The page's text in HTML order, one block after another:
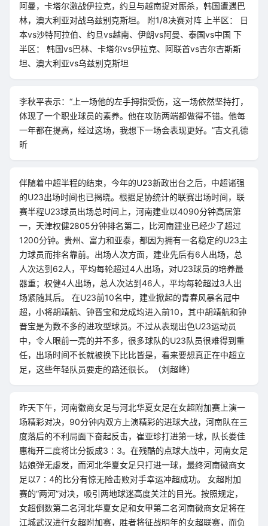
阿曼，卡塔尔激战伊拉克，约旦与越南捉对厮杀，韩国遭遇巴
林，澳大利亚对战乌兹别克斯坦。 附1/8决赛对阵 上半区： 日
本vs沙特阿拉伯、约旦vs越南、伊朗vs阿曼、泰国vs中国 下
半区： 韩国vs巴林、卡塔尔vs伊拉克、阿联酋vs吉尔吉斯斯
坦、澳大利亚vs乌兹别克斯坦
李秋平表示：“上一场他的左手拇指受伤，这一场依然坚持打，
体现了一个职业球员的素养。他在攻防两端都做得不错。他每
一年都在提高，经过这场，我想下一场会表现更好。”吉文孔德
昕
伴随着中超半程的结束，今年的U23新政出台之后，中超诸强
的U23出场时间也已揭晓。根据足协统计的联赛出场时间，联
赛半程U23球员出场总时间上，河南建业以4090分钟高居第
一，天津权健2805分钟排名第二，比河南建业已经少了超过
1200分钟。贵州、富力和亚泰，都因为拥有一名稳定的U23主
力球员而排名靠前。出场人次方面，建业先后有6人出场，总
人次达到62人，平均每轮超过4人出场，对U23球员的培养最
器重；权健4人出场，总人次达到46人，平均每轮超过3人出
场紧随其后。 在U23前10名中，建业掀起的青春风暴名冠中
超，小将胡靖航、钟晋宝和龙成均进入前10，其中胡靖航和钟
晋宝是为数不多的进攻型球员。不过从表现出色U23运动员
中，令人眼前一亮的并不多，很多球队的U23队员很难得到重
任，出场时间不长就被换下比比皆是，看来要想真正在中超立
足，这些年轻队员要走的路还很长。（刘超峰）
昨天下午，河南徽商女足与河北华夏女足在女超附加赛上演一
场精彩对决，90分钟内双方上演精彩的进球大战，河南队在三
度落后的不利局面下奋起反击，崔亚珍打进第一球，队长娄佳
惠梅开二度将比分扳成3∶3。在残酷的点球大战中，河南女足
姑娘弹无虚发，而河北华夏女足只打进一球，最终河南徽商女
足以7∶4的比分有惊无险击败对手幸运冲超成功。 女超附加
赛的“两河”对决，吸引两地球迷高度关注的目光。按照规定，
女超倒数第二名河北华夏女足和女甲第二名河南徽商女足将在
江城武汉进行女超附加赛，胜者将征战明年的女超联赛，而负